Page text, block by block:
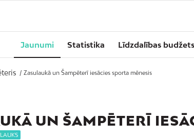
Jaunumi Statistika Līdzdalības budžets
/ Zasulaukā un Šampēterī iesācies sporta mēnesis
UN ŠAMPĒTERĪ